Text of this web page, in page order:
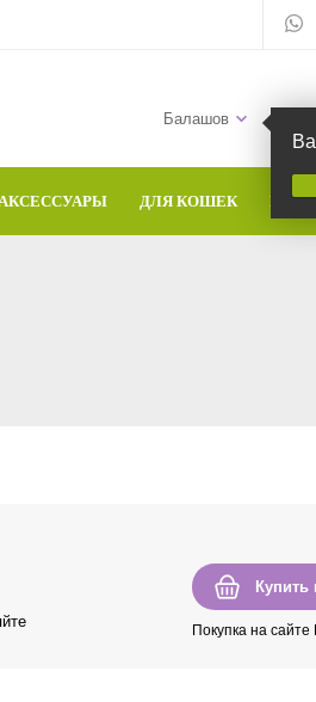
Балашов
ДЛЯ КОШЕК
Купить
Покупка на сайте